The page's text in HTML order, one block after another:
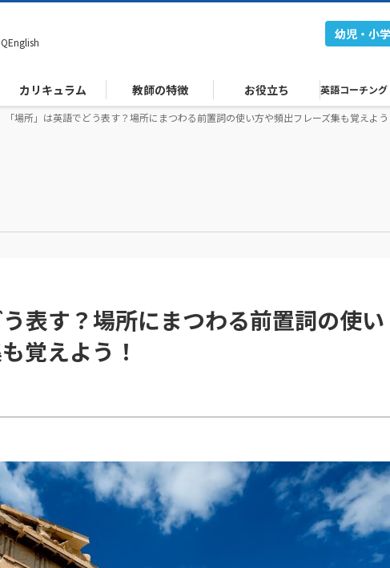
幼児・小
カリキュラム 教師の特徴 お役立ち 英語コーチング
「場所」は英語でどう表す？場所にまつわる前置詞の使い方や頻出フレーズ集も覚えよ
う表す？場所にまつわる前置詞の使い
覚えよう！